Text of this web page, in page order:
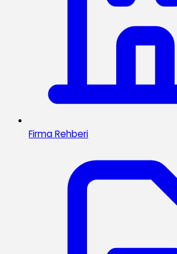
Firma Rehberi